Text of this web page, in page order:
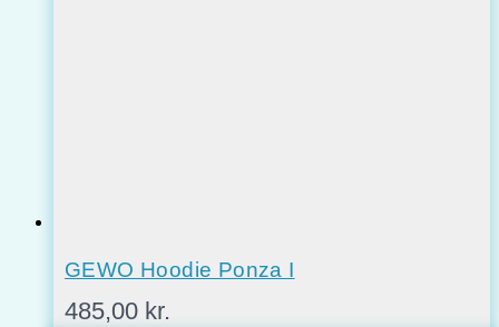
GEWO Hoodie Ponza I
485,00 kr.